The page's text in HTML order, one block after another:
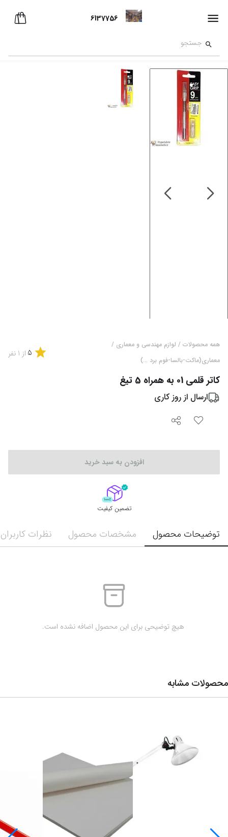
6137756
همه محصولات / لوازم مهندسی و معماری /
معماری(ماکت-بالسا-فوم برد ...)
5 از 1 نفر
کاتر قلمی 01 به همراه 5 تیغ
ارسال از روز کاری
افزودن به سبد خرید
تضمین کیفیت
توضیحات محصول مشخصات محصول نظرات کاربران
محصولات مشابه